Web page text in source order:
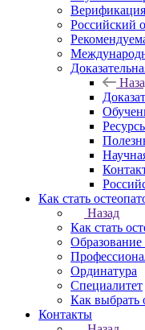
Верификация
Российский
Как стать
Назад
Как стать
Образование
Ординатура
Специалитет
Как выбрать
Контакты